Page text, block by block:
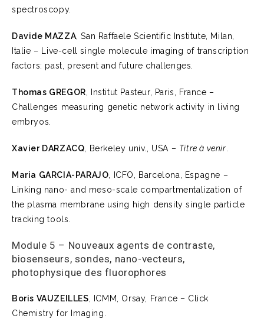
spectroscopy.
Davide MAZZA , San Raffaele Scientific Institute, Milan,
Italie – Live-cell single molecule imaging of transcription
factors: past, present and future challenges.
Thomas GREGOR , Institut Pasteur, Paris, France –
Challenges measuring genetic network activity in living
embryos.
Xavier DARZACQ , Berkeley univ., USA – Titre à venir
Maria GARCIA-PARAJO , ICFO, Barcelona, Espagne –
Linking nano- and meso-scale compartmentalization of
the plasma membrane using high density single particle
tracking tools.
Module 5 – Nouveaux agents de contraste,
biosenseurs, sondes, nano-vecteurs,
photophysique des fluorophores
Boris VAUZEILLES , ICMM, Orsay, France – Click
Chemistry for Imaging.